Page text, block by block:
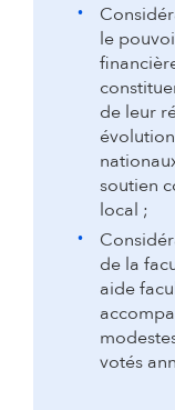
le
de leur
soutien
local ;
de la
aide
votés